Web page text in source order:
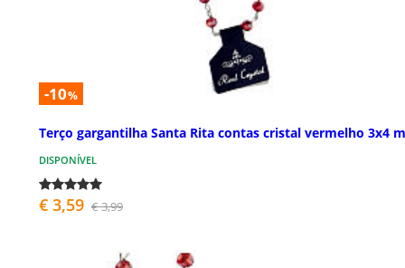
-10%
Terço gargantilha Santa Rita contas cristal vermelho 3x4
DISPONÍVEL
€ 3,59 € 3,99